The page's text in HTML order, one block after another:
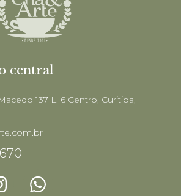
central
137 L. 6 Centro, Curitiba,